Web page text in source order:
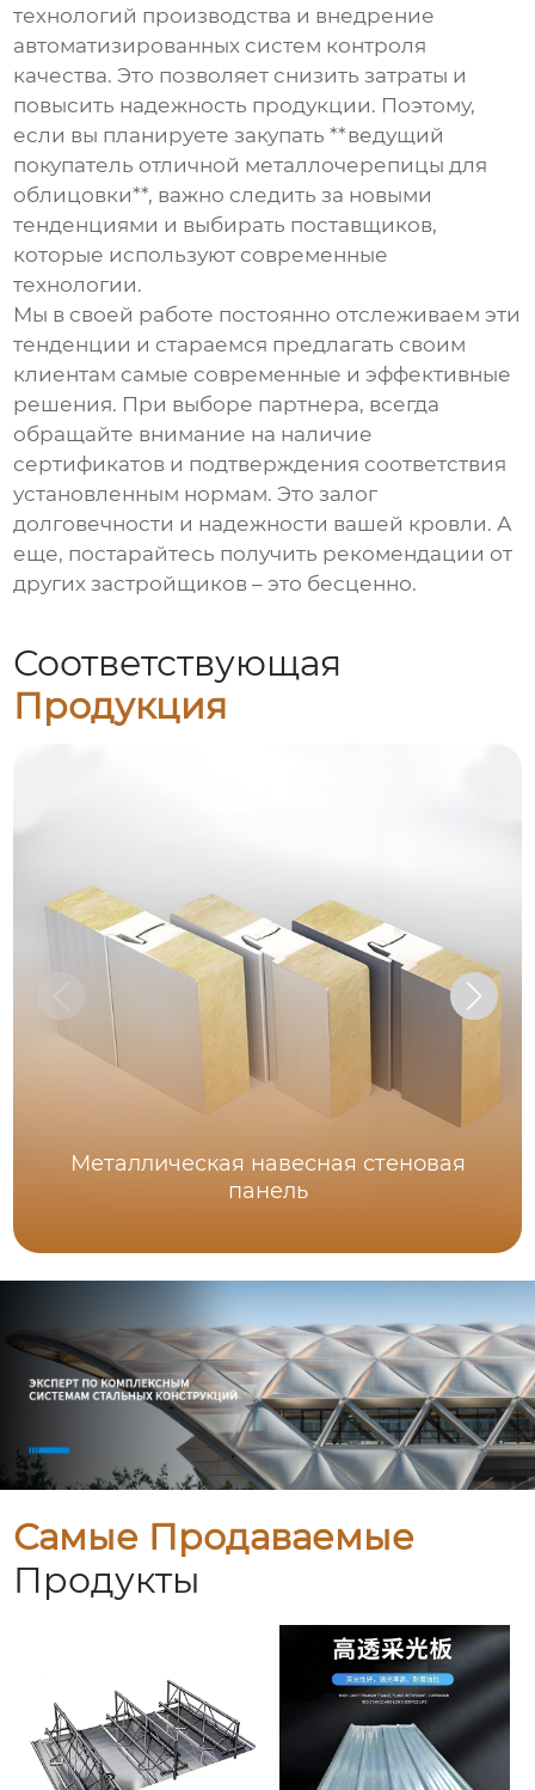
технологий производства и внедрение
автоматизированных систем контроля
качества. Это позволяет снизить затраты и
повысить надежность продукции. Поэтому,
если вы планируете закупать **ведущий
покупатель отличной металлочерепицы для
облицовки**, важно следить за новыми
тенденциями и выбирать поставщиков,
которые используют современные
технологии.
Мы в своей работе постоянно отслеживаем эти
тенденции и стараемся предлагать своим
клиентам самые современные и эффективные
решения. При выборе партнера, всегда
обращайте внимание на наличие
сертификатов и подтверждения соответствия
установленным нормам. Это залог
долговечности и надежности вашей кровли. А
еще, постарайтесь получить рекомендации от
других застройщиков – это бесценно.
Соответствующая
Продукция
Металлическая навесная стеновая
панель
Самые Продаваемые
Продукты